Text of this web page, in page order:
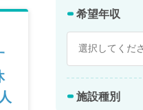
希望年収
施設種別